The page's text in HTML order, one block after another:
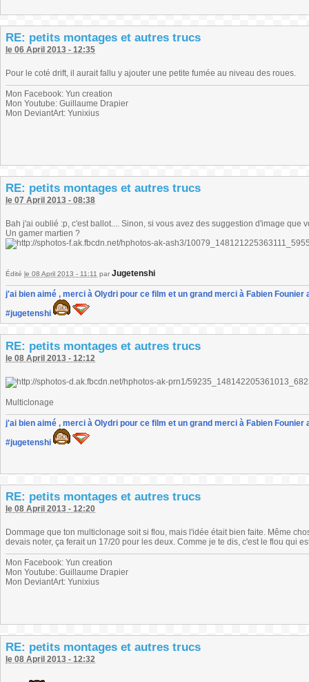
RE: petits montages et autres trucs
le 06 April 2013 - 12:35
Pour le coté drift, il aurait fallu y ajouter une petite fumée au niveau des roues.
Mon Facebook: Yun creation
Mon Youtube: Guillaume Drapier
Mon DeviantArt: Yunixius
RE: petits montages et autres trucs
le 07 April 2013 - 08:38
Bah j'ai oublié :p, c'est ballot.... Sinon, si vous avez des suggestion d'image que
Un gamer martien ?
Édité le 08 April 2013 - 11:11 par Jugetenshi
j'ai bien aimé , merci à Olydri pour ce film et un grand merci à Fabien
#jugetenshi
RE: petits montages et autres trucs
le 08 April 2013 - 12:12
Multiclonage
j'ai bien aimé , merci à Olydri pour ce film et un grand merci à Fabien
#jugetenshi
RE: petits montages et autres trucs
le 08 April 2013 - 12:20
Dommage que ton multiclonage soit si flou, mais l'idée était bien faite. Même
devais noter, ça ferait un 17/20 pour les deux. Comme je te dis, c'est le flou qui
Mon Facebook: Yun creation
Mon Youtube: Guillaume Drapier
Mon DeviantArt: Yunixius
RE: petits montages et autres trucs
le 08 April 2013 - 12:32